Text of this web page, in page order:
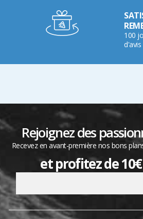
100
d'avis
Rejoignez des
Recevez en avant-première nos bons
et profitez de